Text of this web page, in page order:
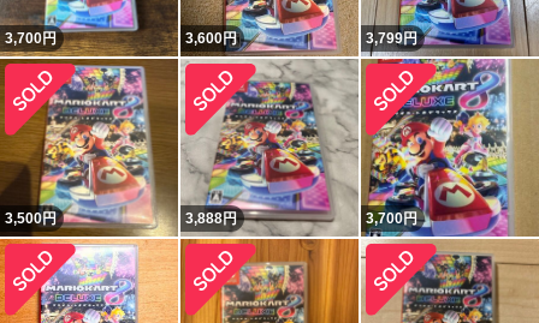
3,700円 3,600円 3,799円
3,500円 3,888円 3,700円